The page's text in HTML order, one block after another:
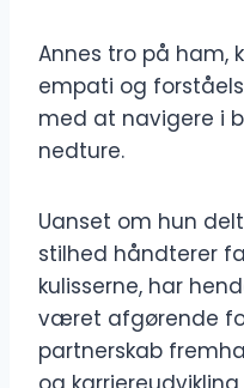
Annes tro på ham,
empati og
med at navigere i
nedture.
Uanset om hun
stilhed håndterer
kulisserne, har
været afgørende
partnerskab